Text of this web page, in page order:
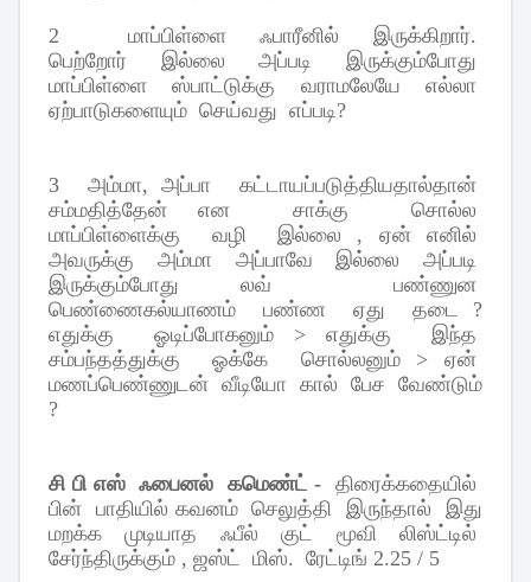
2 மாப்பிள்ளை ஃபாரீனில் இருக்கிறார்.
பெற்றோர்
இல்லை அப்படி
இருக்கும்போது
மாப்பிள்ளை
ஸ்பாட்டுக்கு வராமலேயே
எல்லா
ஏற்பாடுகளையும் செய்வது எப்படி?
3 அம்மா,அப்பா
கட்டாயப்படுத்தியதால்தான்
சம்மதித்தேன்
என சாக்கு
சொல்ல
மாப்பிள்ளைக்கு
வழி இல்லை , ஏன்
எனில்
அவருக்கு
அம்மா அப்பாவே இல்லை
அப்படி
இருக்கும்போது
லவ்
பண்ணுன
பெண்ணைகல்யாணம்
பண்ண ஏது தடை ?
எதுக்கு
ஓடிப்போகனும் > எதுக்கு
இந்த
சம்பந்தத்துக்கு
ஓக்கே சொல்லனும்>ஏன்
மணப்பெண்ணுடன் வீடியோ கால் பேச வேண்டும்
?
சி பி எஸ் ஃபைனல் கமெண்ட்-
திரைக்கதையில்
பின் பாதியில் கவனம் செலுத்தி இருந்தால்
இது
மறக்க
முடியாத ஃபீல் குட் மூவி
லிஸ்ட்டில்
சேர்ந்திருக்கும் , ஜஸ்ட் மிஸ். ரேட்டிங் 2.25 / 5